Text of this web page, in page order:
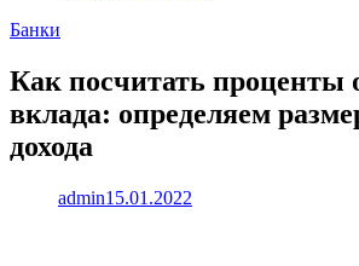
Банки
Как посчитать проценты
вклада: определяем
дохода
admin15.01.2022